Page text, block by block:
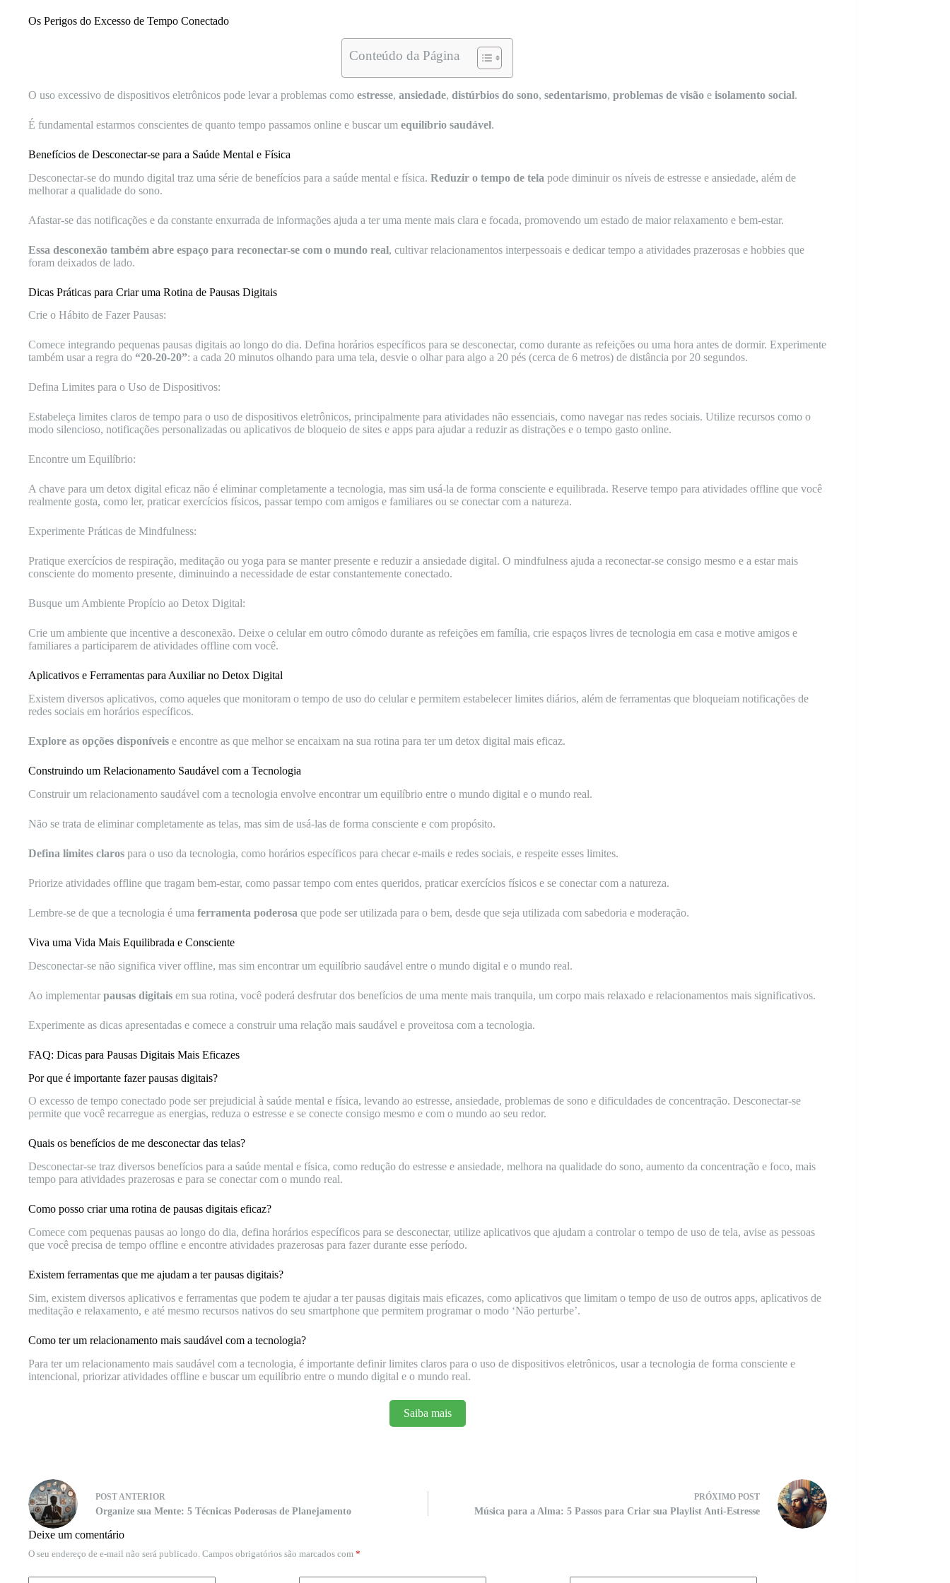
Os Perigos do Excesso de Tempo Conectado
Conteúdo da Página
O uso excessivo de dispositivos eletrônicos pode levar a problemas como estresse, ansiedade, distúrbios do sono, sedentarismo, problemas de visão e isolamento social.
É fundamental estarmos conscientes de quanto tempo passamos online e buscar um equilíbrio saudável.
Benefícios de Desconectar-se para a Saúde Mental e Física
Desconectar-se do mundo digital traz uma série de benefícios para a saúde mental e física. Reduzir o tempo de tela pode diminuir os níveis de estresse e ansiedade, além de
melhorar a qualidade do sono.
Afastar-se das notificações e da constante enxurrada de informações ajuda a ter uma mente mais clara e focada, promovendo um estado de maior relaxamento e bem-estar.
Essa desconexão também abre espaço para reconectar-se com o mundo real, cultivar relacionamentos interpessoais e dedicar tempo a atividades prazerosas e hobbies que
foram deixados de lado.
Dicas Práticas para Criar uma Rotina de Pausas Digitais
Crie o Hábito de Fazer Pausas:
Comece integrando pequenas pausas digitais ao longo do dia. Defina horários específicos para se desconectar, como durante as refeições ou uma hora antes de dormir. Experimente
também usar a regra do “20-20-20”: a cada 20 minutos olhando para uma tela, desvie o olhar para algo a 20 pés (cerca de 6 metros) de distância por 20 segundos.
Defina Limites para o Uso de Dispositivos:
Estabeleça limites claros de tempo para o uso de dispositivos eletrônicos, principalmente para atividades não essenciais, como navegar nas redes sociais. Utilize recursos como o
modo silencioso, notificações personalizadas ou aplicativos de bloqueio de sites e apps para ajudar a reduzir as distrações e o tempo gasto online.
Encontre um Equilíbrio:
A chave para um detox digital eficaz não é eliminar completamente a tecnologia, mas sim usá-la de forma consciente e equilibrada. Reserve tempo para atividades offline que você
realmente gosta, como ler, praticar exercícios físicos, passar tempo com amigos e familiares ou se conectar com a natureza.
Experimente Práticas de Mindfulness:
Pratique exercícios de respiração, meditação ou yoga para se manter presente e reduzir a ansiedade digital. O mindfulness ajuda a reconectar-se consigo mesmo e a estar mais
consciente do momento presente, diminuindo a necessidade de estar constantemente conectado.
Busque um Ambiente Propício ao Detox Digital:
Crie um ambiente que incentive a desconexão. Deixe o celular em outro cômodo durante as refeições em família, crie espaços livres de tecnologia em casa e motive amigos e
familiares a participarem de atividades offline com você.
Aplicativos e Ferramentas para Auxiliar no Detox Digital
Existem diversos aplicativos, como aqueles que monitoram o tempo de uso do celular e permitem estabelecer limites diários, além de ferramentas que bloqueiam notificações de
redes sociais em horários específicos.
Explore as opções disponíveis e encontre as que melhor se encaixam na sua rotina para ter um detox digital mais eficaz.
Construindo um Relacionamento Saudável com a Tecnologia
Construir um relacionamento saudável com a tecnologia envolve encontrar um equilíbrio entre o mundo digital e o mundo real.
Não se trata de eliminar completamente as telas, mas sim de usá-las de forma consciente e com propósito.
Defina limites claros para o uso da tecnologia, como horários específicos para checar e-mails e redes sociais, e respeite esses limites.
Priorize atividades offline que tragam bem-estar, como passar tempo com entes queridos, praticar exercícios físicos e se conectar com a natureza.
Lembre-se de que a tecnologia é uma ferramenta poderosa que pode ser utilizada para o bem, desde que seja utilizada com sabedoria e moderação.
Viva uma Vida Mais Equilibrada e Consciente
Desconectar-se não significa viver offline, mas sim encontrar um equilíbrio saudável entre o mundo digital e o mundo real.
Ao implementar pausas digitais em sua rotina, você poderá desfrutar dos benefícios de uma mente mais tranquila, um corpo mais relaxado e relacionamentos mais significativos.
Experimente as dicas apresentadas e comece a construir uma relação mais saudável e proveitosa com a tecnologia.
FAQ: Dicas para Pausas Digitais Mais Eficazes
Por que é importante fazer pausas digitais?
O excesso de tempo conectado pode ser prejudicial à saúde mental e física, levando ao estresse, ansiedade, problemas de sono e dificuldades de concentração. Desconectar-se
permite que você recarregue as energias, reduza o estresse e se conecte consigo mesmo e com o mundo ao seu redor.
Quais os benefícios de me desconectar das telas?
Desconectar-se traz diversos benefícios para a saúde mental e física, como redução do estresse e ansiedade, melhora na qualidade do sono, aumento da concentração e foco, mais
tempo para atividades prazerosas e para se conectar com o mundo real.
Como posso criar uma rotina de pausas digitais eficaz?
Comece com pequenas pausas ao longo do dia, defina horários específicos para se desconectar, utilize aplicativos que ajudam a controlar o tempo de uso de tela, avise as pessoas
que você precisa de tempo offline e encontre atividades prazerosas para fazer durante esse período.
Existem ferramentas que me ajudam a ter pausas digitais?
Sim, existem diversos aplicativos e ferramentas que podem te ajudar a ter pausas digitais mais eficazes, como aplicativos que limitam o tempo de uso de outros apps, aplicativos de
meditação e relaxamento, e até mesmo recursos nativos do seu smartphone que permitem programar o modo ‘Não perturbe’.
Como ter um relacionamento mais saudável com a tecnologia?
Para ter um relacionamento mais saudável com a tecnologia, é importante definir limites claros para o uso de dispositivos eletrônicos, usar a tecnologia de forma consciente e
intencional, priorizar atividades offline e buscar um equilíbrio entre o mundo digital e o mundo real.
Saiba mais
POSTANTERIOR
Organize sua Mente: 5 Técnicas Poderosas de Planejamento
PRÓXIMO POST
Música para a Alma: 5 Passos para Criar sua Playlist Anti-Estresse
Deixe um comentário
O seu endereço de e-mail não será publicado. Campos obrigatórios são marcados com *